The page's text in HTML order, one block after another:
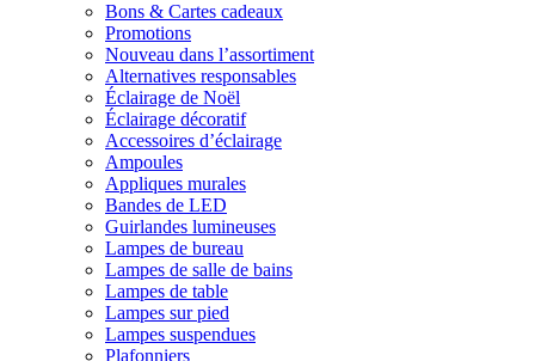
Bons & Cartes cadeaux
Promotions
Nouveau dans l’assortiment
Alternatives responsables
Éclairage de Noël
Éclairage décoratif
Accessoires d’éclairage
Ampoules
Appliques murales
Bandes de LED
Guirlandes lumineuses
Lampes de bureau
Lampes de salle de bains
Lampes de table
Lampes sur pied
Lampes suspendues
Plafonniers